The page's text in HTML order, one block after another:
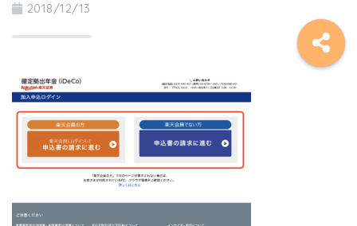
2018/12/13